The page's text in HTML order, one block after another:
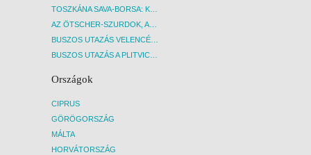
TOSZKÁNA SAVA-BORSA: KÓSTOLÓK ÉS KULTURÁLIS UTAZÁS - BUDAPEST, BUSZ
AZ ÖTSCHER-SZURDOK, AUSZTRIA GRAND CANYONJA - BUDAPEST, BUSZ
BUSZOS UTAZÁS VELENCÉBE - BUDAPEST, BUSZ
BUSZOS UTAZÁS A PLITVICEI-TAVAK NEMZETI PARKBA - BUDAPEST, BUSZ
Országok
CIPRUS
GÖRÖGORSZÁG
MÁLTA
HORVÁTORSZÁG